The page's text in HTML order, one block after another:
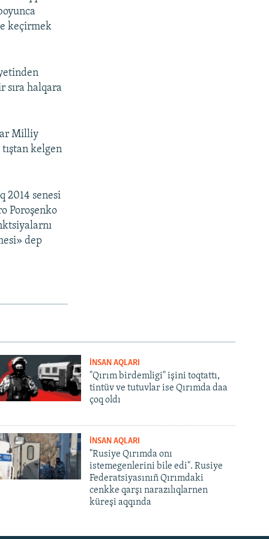
keçirmek
sıra halqara
Milliy
kelgen
2014 senesi
Poroşenko
dep
İNSAN AQLARI
"Qırım birdemligi" işini toqtattı,
tintüv ve tutuvlar ise Qırımda daa
çoq oldı
İNSAN AQLARI
"Rusiye Qırımda onı
istemegenlerini bile edi". Rusiye
Federatsiyasınıñ Qırımdaki
cenkke qarşı narazılıqlarnen
küreşi aqqında